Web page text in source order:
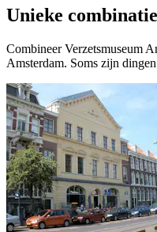
Unieke
Combineer Verzetsmuseum
Amsterdam. Soms zijn